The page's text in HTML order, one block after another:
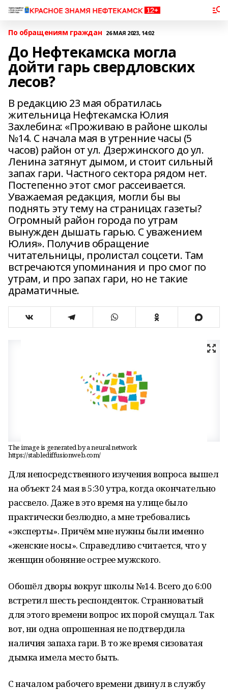
По обращениям граждан 26 МАЯ 2023, 14:02
До Нефтекамска могла
дойти гарь свердловских
лесов?
В редакцию 23 мая обратилась
жительница Нефтекамска Юлия
Захлебина: «Проживаю в районе школы
№14. С начала мая в утренние часы (5
часов) район от ул. Дзержинского до ул.
Ленина затянут дымом, и стоит сильный
запах гари. Частного сектора рядом нет.
Постепенно этот смог рассеивается.
Уважаемая редакция, могли бы вы
поднять эту тему на страницах газеты?
Огромный район города по утрам
вынужден дышать гарью. С уважением
Юлия». Получив обращение
читательницы, пролистал соцсети. Там
встречаются упоминания и про смог по
утрам, и про запах гари, но не такие
драматичные.
The image is generated by a neural network
https://stablediffusionweb.com/
Для непосредственного изучения вопроса вышел
на объект 24 мая в 5:30 утра, когда окончательно
рассвело. Даже в это время на улице было
практически безлюдно, а мне требовались
«эксперты». Причём мне нужны были именно
«женские носы». Справедливо считается, что у
женщин обоняние острее мужского.
Обошёл дворы вокруг школы №14. Всего до 6:00
встретил шесть респонденток. Странноватый
для этого времени вопрос их порой смущал. Так
вот, ни одна опрошенная не подтвердила
наличия запаха гари. В то же время сизоватая
дымка имела место быть.
С началом рабочего времени двинул в службу